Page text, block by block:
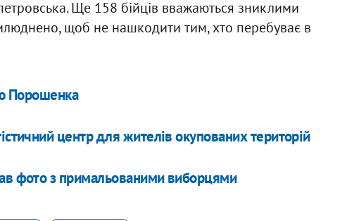
Ще 158 бійців вважаються зниклими
щоб не нашкодити тим, хто перебуває в
Порошенка
центр для жителів окупованих територій
фото з примальованими виборцями